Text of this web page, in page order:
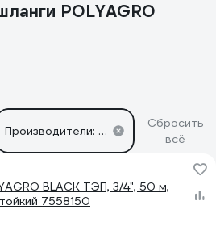
POLYAGRO
Производители: POLYAGRO
Сбросить
всё